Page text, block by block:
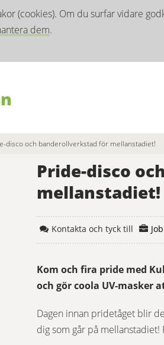
(cookies). Om du surfar vidare
dem.
disco och banderollverkstad för mellanstadiet!
Pride-disco
mellanstadiet!
Kontakta och tyck till
Kom och fira pride med
och gör coola UV-masker
Dagen innan pridetåget blir
dig som går på